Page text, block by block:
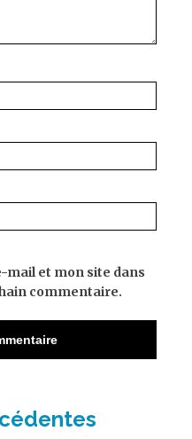
et mon site dans
commentaire.